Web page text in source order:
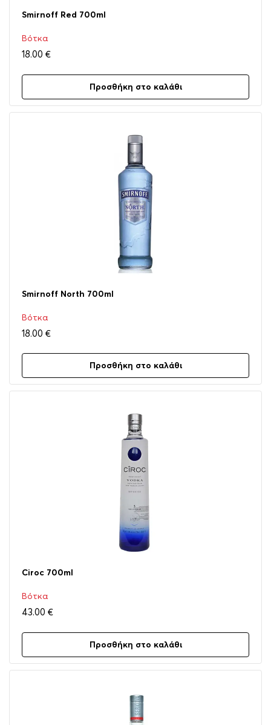
Smirnoff Red 700ml
Βότκα
18.00 €
Προσθήκη στο καλάθι
Smirnoff North 700ml
Βότκα
18.00 €
Προσθήκη στο καλάθι
Ciroc 700ml
Βότκα
43.00 €
Προσθήκη στο καλάθι